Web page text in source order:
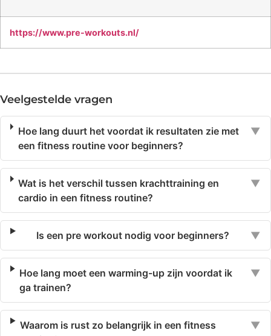
https://www.pre-workouts.nl/
Veelgestelde vragen
Hoe lang duurt het voordat ik resultaten zie met
een fitness routine voor beginners?
▼
Wat is het verschil tussen krachttraining en
cardio in een fitness routine?
▼
Is een pre workout nodig voor beginners? ▼
Hoe lang moet een warming-up zijn voordat ik
ga trainen?
▼
Waarom is rust zo belangrijk in een fitness
▼